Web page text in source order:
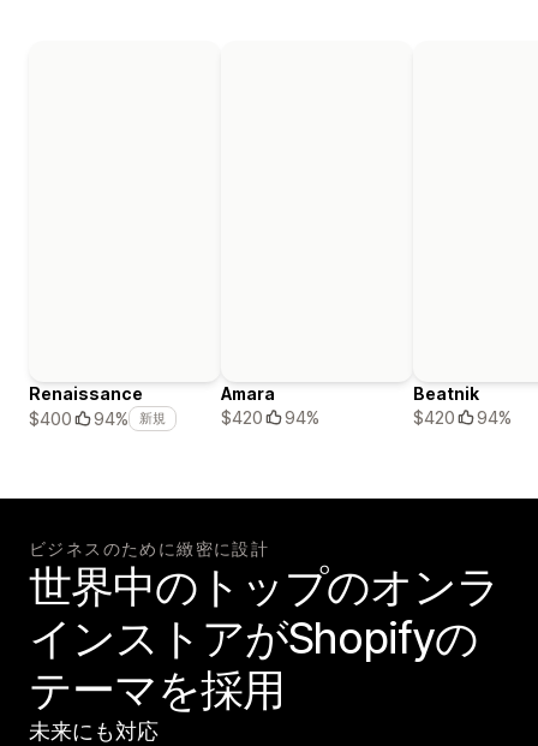
Renaissance
$400
94% 新規
Amara
$420
94%
Beatnik
$420
94%
ビジネスのために緻密に設計
世界中のトップのオンラ
インストアがShopifyの
テーマを採用
未来にも対応